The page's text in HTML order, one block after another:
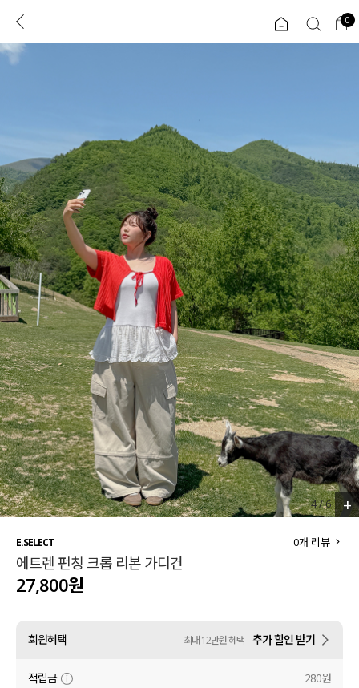
로그인 0
JP
리뷰 & 혜택 플러스핏 회원혜택
CATEGORY COMMUNITY
도착보장⚡
인플루언서 pick!
신상 5%
베스트
MADE
세트할인 ~30%
하객룩
살안타템
110사이즈
티셔츠
셔츠
원피스
ALL
익스클루시브
아우터
티셔츠
니트
블라우스
원피스
팬츠
스커트
0
4/6 +
E.SELECT
에트렌 펀칭 크롭 리본 가디건
0개 리뷰
27,800원
회원혜택 최대 12만원 혜택 추가 할인 받기
적립금 280원